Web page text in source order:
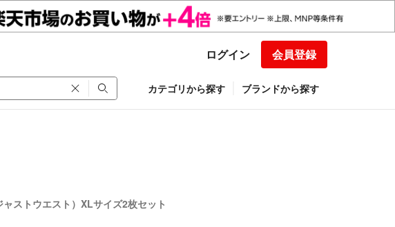
ログイン 会員登録
カテゴリから探す ブランドから探す
ストウエスト）XLサイズ2枚セット